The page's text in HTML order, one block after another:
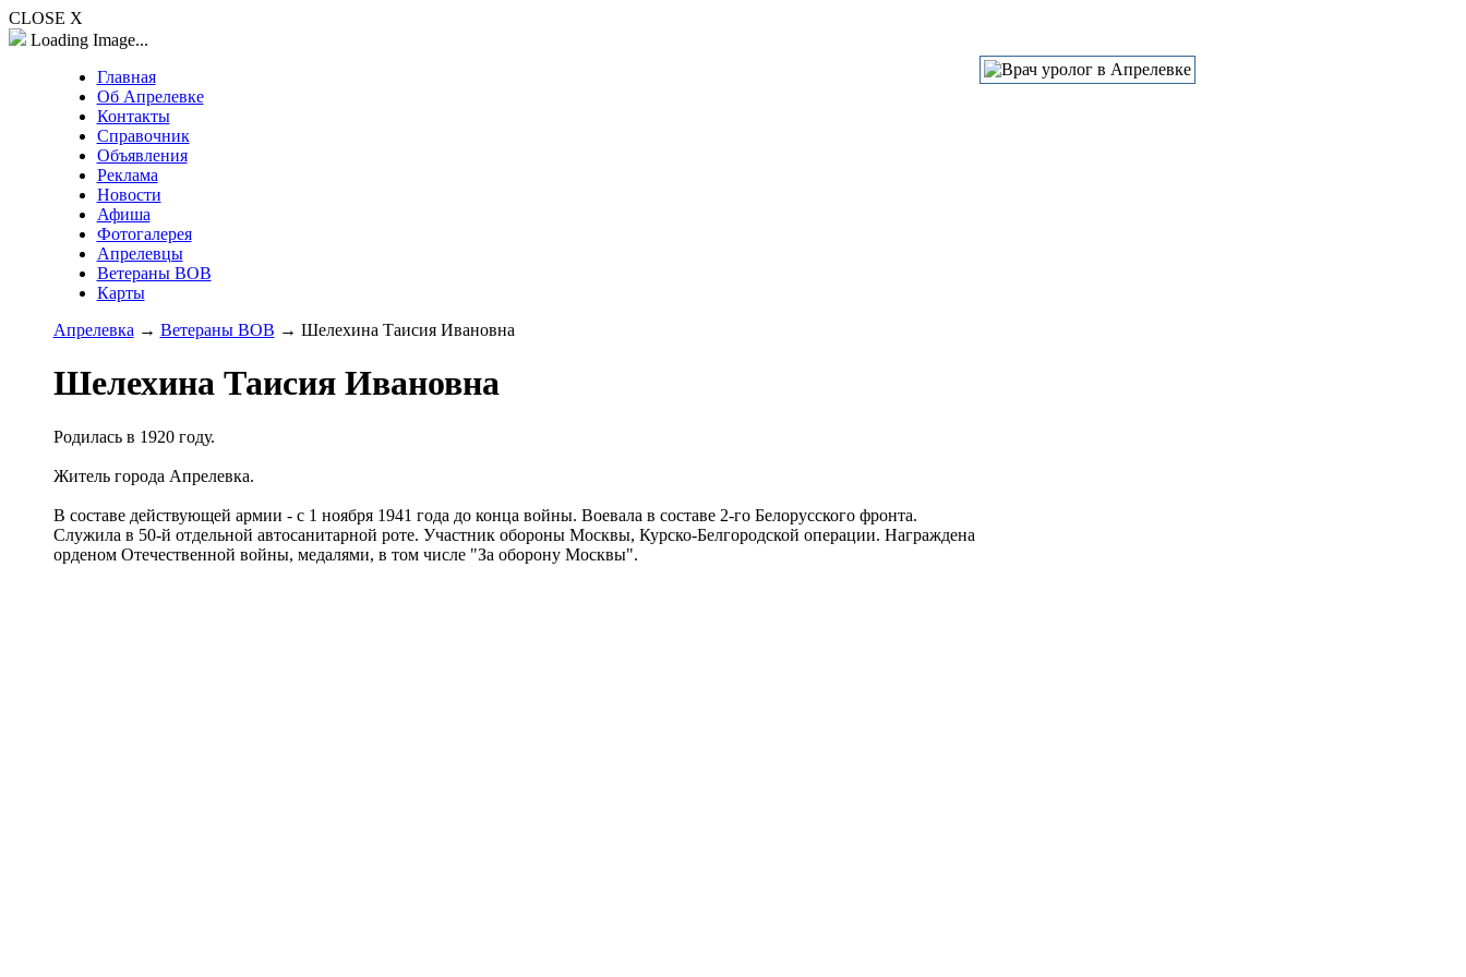
CLOSE X
Loading Image...
Главная
Об Апрелевке
Контакты
Справочник
Объявления
Реклама
Новости
Афиша
Фотогалерея
Апрелевцы
Ветераны ВОВ
Карты
Апрелевка → Ветераны ВОВ → Шелехина Таисия Ивановна
Шелехина Таисия Ивановна
Родилась в 1920 году.
Житель города Апрелевка.
В составе действующей армии - с 1 ноября 1941 года до конца войны. Воевала в составе 2-го Белорусского фронта.
Служила в 50-й отдельной автосанитарной роте. Участник обороны Москвы, Курско-Белгородской операции. Награждена
орденом Отечественной войны, медалями, в том числе "За оборону Москвы".